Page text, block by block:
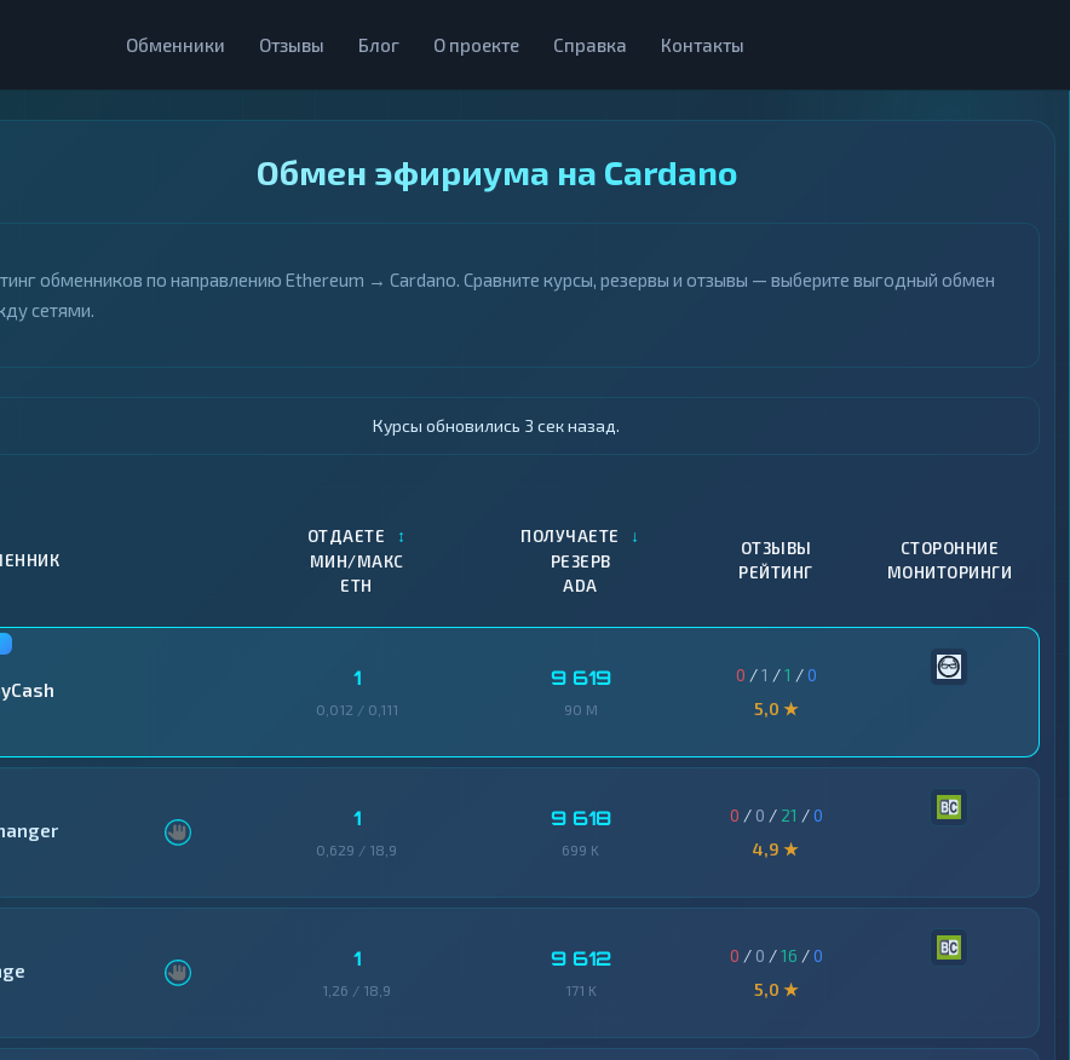
Обменники Отзывы Блог О проекте Справка Контакты
Обмен эфириума на Cardano
обменников по направлению Ethereum → Cardano. Сравните курсы, резервы и отзывы — выберите выгодный обмен
сетями.
Курсы обновились 4 сек назад.
ОТДАЕТЕ ↕
МИН/МАКС
ETH
ПОЛУЧАЕТЕ ↓
РЕЗЕРВ
ADA
ОТЗЫВЫ
РЕЙТИНГ
СТОРОННИЕ
МОНИТОРИНГИ
1
0,012 / 0,111
9 619
90 M
0 /1 /1 /0
5,0 ★
1
0,629 / 18,9
9 618
699 K
0 / 0 / 21 /0
4,9 ★
1
1,26 / 18,9
9 612
171 K
0 / 0 /16 /0
5,0 ★